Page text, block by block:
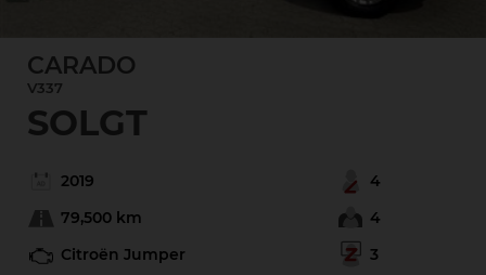
CARADO
V337
SOLGT
2019
4
79,500 km
4
Citroën Jumper
3